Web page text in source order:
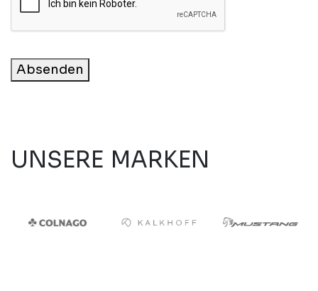
Absenden
UNSERE MARKEN